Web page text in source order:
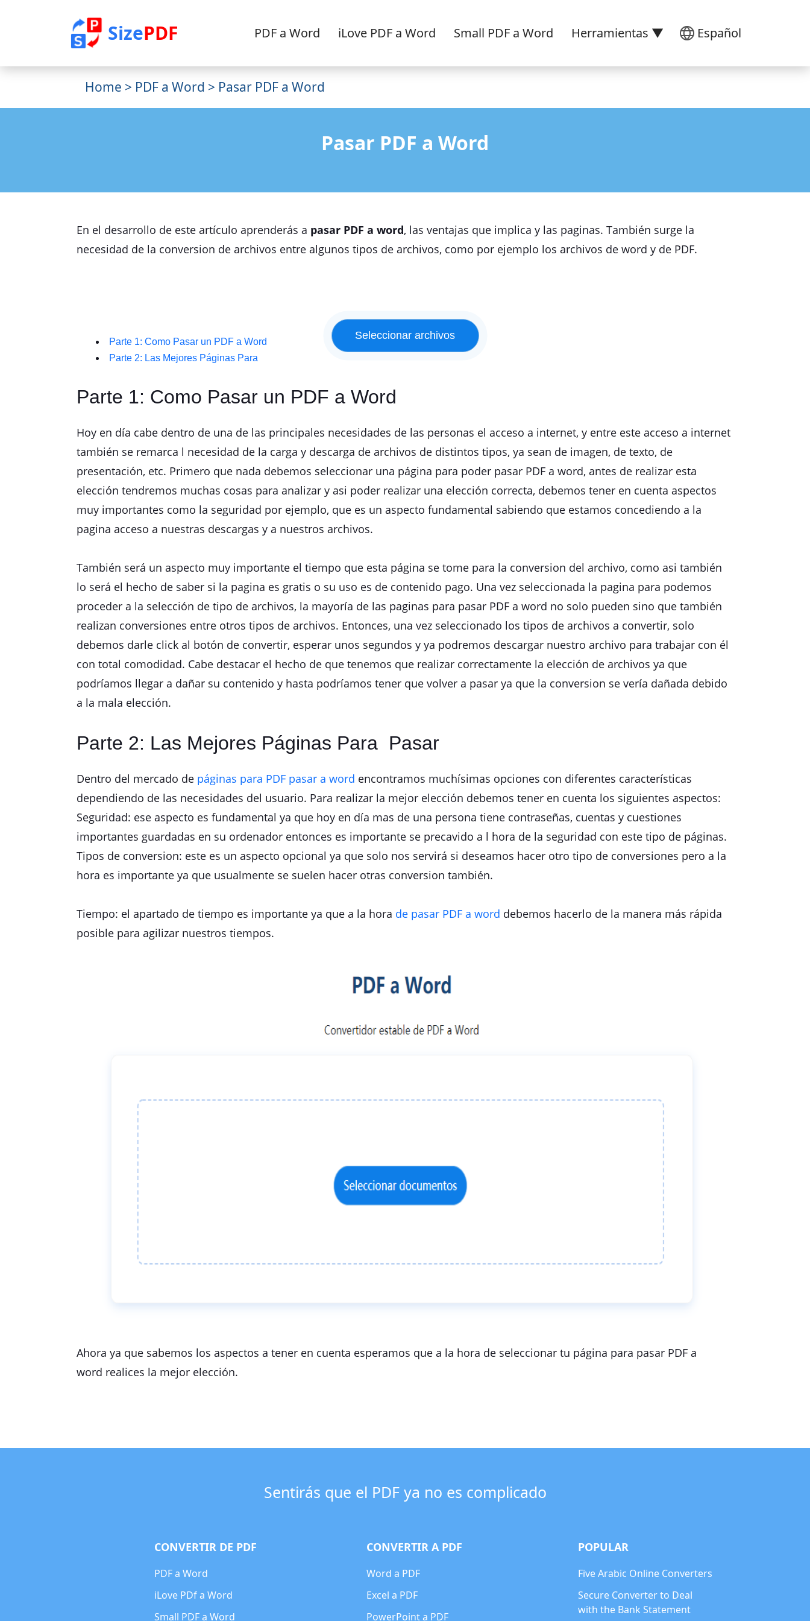
SizePDF Español
PDF a Word iLove PDF a Word Small PDF a Word Herramientas ▼
Home > PDF a Word > Pasar PDF a Word
Pasar PDF a Word
En el desarrollo de este artículo aprenderás a pasar PDF a word, las ventajas que implica y las paginas. También surge la
necesidad de la conversion de archivos entre algunos tipos de archivos, como por ejemplo los archivos de word y de PDF.
Parte 1: Como Pasar un PDF a Word
Parte 2: Las Mejores Páginas Para
Parte 1: Como Pasar un PDF a Word
Hoy en día cabe dentro de una de las principales necesidades de las personas el acceso a internet, y entre este acceso a internet
también se remarca l necesidad de la carga y descarga de archivos de distintos tipos, ya sean de imagen, de texto, de
presentación, etc. Primero que nada debemos seleccionar una página para poder pasar PDF a word, antes de realizar esta
elección tendremos muchas cosas para analizar y asi poder realizar una elección correcta, debemos tener en cuenta aspectos
muy importantes como la seguridad por ejemplo, que es un aspecto fundamental sabiendo que estamos concediendo a la
pagina acceso a nuestras descargas y a nuestros archivos.
También será un aspecto muy importante el tiempo que esta página se tome para la conversion del archivo, como asi también
lo será el hecho de saber si la pagina es gratis o su uso es de contenido pago. Una vez seleccionada la pagina para podemos
proceder a la selección de tipo de archivos, la mayoría de las paginas para pasar PDF a word no solo pueden sino que también
realizan conversiones entre otros tipos de archivos. Entonces, una vez seleccionado los tipos de archivos a convertir, solo
debemos darle click al botón de convertir, esperar unos segundos y ya podremos descargar nuestro archivo para trabajar con él
con total comodidad. Cabe destacar el hecho de que tenemos que realizar correctamente la elección de archivos ya que
podríamos llegar a dañar su contenido y hasta podríamos tener que volver a pasar ya que la conversion se vería dañada debido
a la mala elección.
Parte 2: Las Mejores Páginas Para Pasar
Dentro del mercado de páginas para PDF pasar a word encontramos muchísimas opciones con diferentes características
dependiendo de las necesidades del usuario. Para realizar la mejor elección debemos tener en cuenta los siguientes aspectos:
Seguridad: ese aspecto es fundamental ya que hoy en día mas de una persona tiene contraseñas, cuentas y cuestiones
importantes guardadas en su ordenador entonces es importante se precavido a l hora de la seguridad con este tipo de páginas.
Tipos de conversion: este es un aspecto opcional ya que solo nos servirá si deseamos hacer otro tipo de conversiones pero a la
hora es importante ya que usualmente se suelen hacer otras conversion también.
Tiempo: el apartado de tiempo es importante ya que a la hora de pasar PDF a word debemos hacerlo de la manera más rápida
posible para agilizar nuestros tiempos.
Ahora ya que sabemos los aspectos a tener en cuenta esperamos que a la hora de seleccionar tu página para pasar PDF a
word realices la mejor elección.
Sentirás que el PDF ya no es complicado
CONVERTIR DE PDF
PDF a Word
iLove PDf a Word
Small PDF a Word
CONVERTIR A PDF
Word a PDF
Excel a PDF
PowerPoint a PDF
POPULAR
Five Arabic Online Converters
Secure Converter to Deal
with the Bank Statement